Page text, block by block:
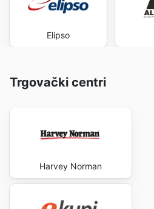
Elipso
Trgovački centri
Harvey Norman